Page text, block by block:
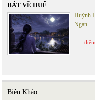
BÁT VỀ HUẾ
Huỳnh
Ngạn
thêm
Biên Khảo